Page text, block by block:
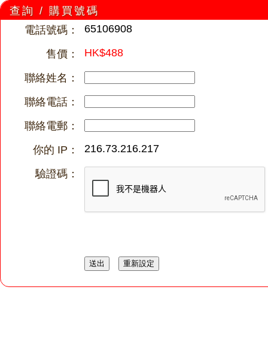
查詢 / 購買號碼
電話號碼：
65106908
售價： HK$488
聯絡姓名：
聯絡電話：
聯絡電郵：
你的 IP：
216.73.216.217
驗證碼：